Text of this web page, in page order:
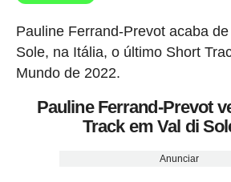
Pauline Ferrand-Prevot acaba
Sole, na Itália, o último Short
Mundo de 2022.
Pauline Ferrand-Prevot
Track em Val di
Anunciar